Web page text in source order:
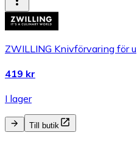
ZWILLING Knivförvaring för
419 kr
I lager
Till butik